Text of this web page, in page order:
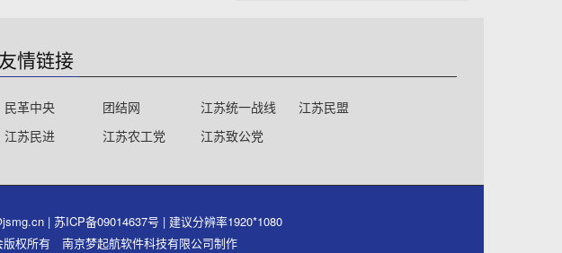
友情链接
民革中央 团结网 江苏统一战线
江苏民盟
江苏民进
江苏农工党 江苏致公党
| 苏ICP备09014637号 | 建议分辨率1920*1080
权所有 南京梦起航软件科技有限公司制作